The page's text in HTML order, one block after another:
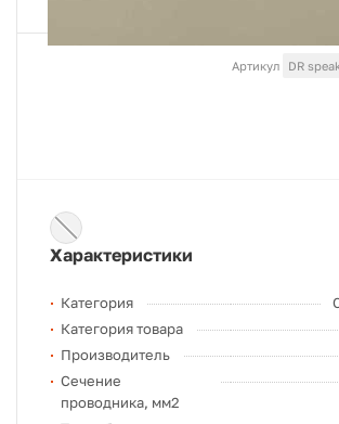
Артикул DR
Характеристики
Категория
Категория товара
Производитель
Сечение
проводника, мм2